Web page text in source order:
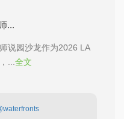
...
说园沙龙作为2026 LA
... 全文